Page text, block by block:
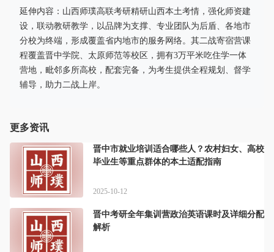
延伸内容：山西师璞高联考研精研山西本土考情，强化师资建
设，联动教研教学，以品牌为支撑、专业团队为后盾、各地市
分校为终端，形成覆盖省内地市的服务网络。其二战寄宿营课
程覆盖晋中学院、太原师范等校区，拥有3万平米吃住学一体
营地，毗邻多所高校，配套完备，为考生提供全程规划、督学
辅导，助力二战上岸。
更多资讯
晋中市就业培训适合哪些人？农村妇女、高校
毕业生等重点群体的本土适配指南
2025-10-12
晋中考研全年集训营政治英语课时及详细分配
解析